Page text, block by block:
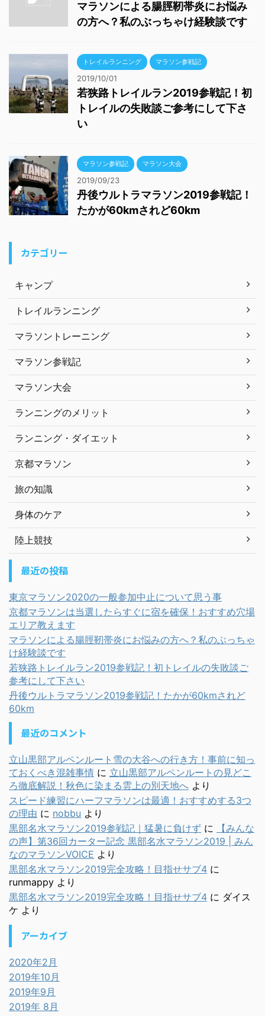
マラソンによる腸脛靭帯炎にお悩み
の方へ？私のぶっちゃけ経験談です
トレイルランニング マラソン参戦記
2019/10/01
若狭路トレイルラン2019参戦記！初
トレイルの失敗談ご参考にして下さ
い
マラソン参戦記 マラソン大会
2019/09/23
丹後ウルトラマラソン2019参戦記！
たかが60kmされど60km
カテゴリー
キャンプ
トレイルランニング
マラソントレーニング
マラソン参戦記
マラソン大会
ランニングのメリット
ランニング・ダイエット
京都マラソン
旅の知識
身体のケア
陸上競技
最近の投稿
東京マラソン2020の一般参加中止について思う事
京都マラソンは当選したらすぐに宿を確保！おすすめ穴場
エリア教えます
マラソンによる腸脛靭帯炎にお悩みの方へ？私のぶっちゃ
け経験談です
若狭路トレイルラン2019参戦記！初トレイルの失敗談ご
参考にして下さい
丹後ウルトラマラソン2019参戦記！たかが60kmされど
60km
最近のコメント
立山黒部アルペンルート雪の大谷への行き方！事前に知っ
ておくべき混雑事情 に 立山黒部アルペンルートの見どこ
ろ徹底解説！秋色に染まる雲上の別天地へ より
スピード練習にハーフマラソンは最適！おすすめする3つ
の理由 に nobbu より
黒部名水マラソン2019参戦記｜猛暑に負けず に
【みんな
の声】第36回カーター記念 黒部名水マラソン2019 | みん
なのマラソンVOICE より
黒部名水マラソン2019完全攻略！目指せサブ4 に
runmappy より
黒部名水マラソン2019完全攻略！目指せサブ4 に ダイス
ケ より
アーカイブ
2020年2月
2019年10月
2019年9月
2019年 8月